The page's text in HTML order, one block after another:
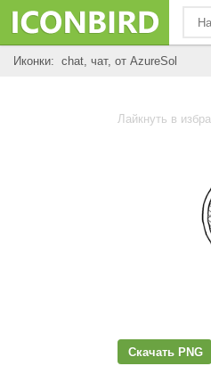
Иконки: chat, чат, от AzureSol
Лайкнуть в
Скачать PNG